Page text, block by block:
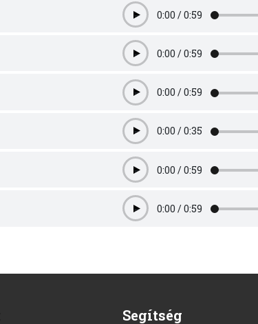
Play0:00 /0:59
Play0:00 /0:59
Play0:00 /0:59
Play0:00 /0:35
Play0:00 /0:59
Play0:00 /0:59
Segítség